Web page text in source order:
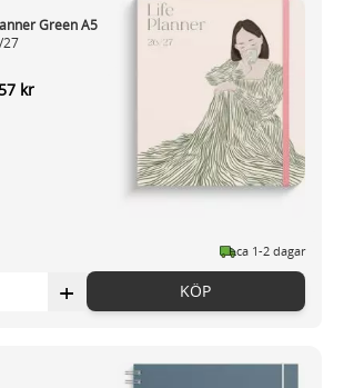
Green A5
27
kr
ca 1-2 dagar
+ KÖP